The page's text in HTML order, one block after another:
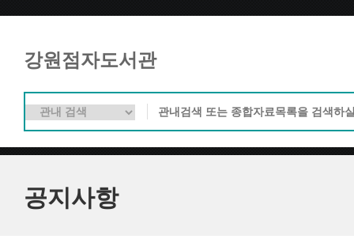
강원점자도서관
공지사항